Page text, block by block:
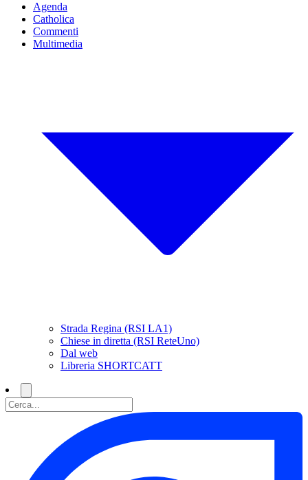
Agenda
Catholica
Commenti
Multimedia
Strada Regina (RSI LA1)
Chiese in diretta (RSI ReteUno)
Dal web
Libreria SHORTCATT